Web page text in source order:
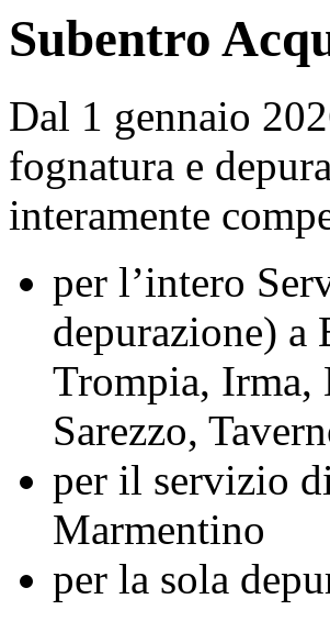
Subentro
Dal 1 gennaio
fognatura e
interamente
per l’intero
depurazione)
Trompia, Irma,
Sarezzo,
per il servizio
Marmentino
per la sola